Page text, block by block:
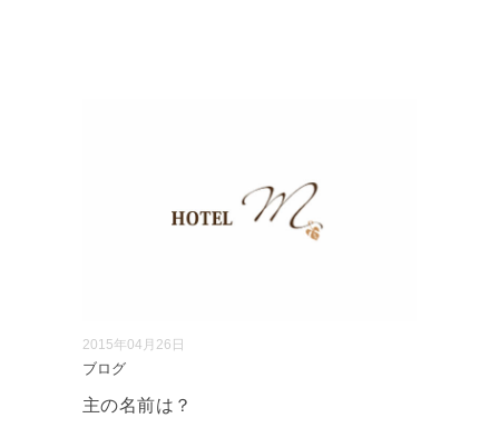
2015年04月26日
ブログ
主の名前は？